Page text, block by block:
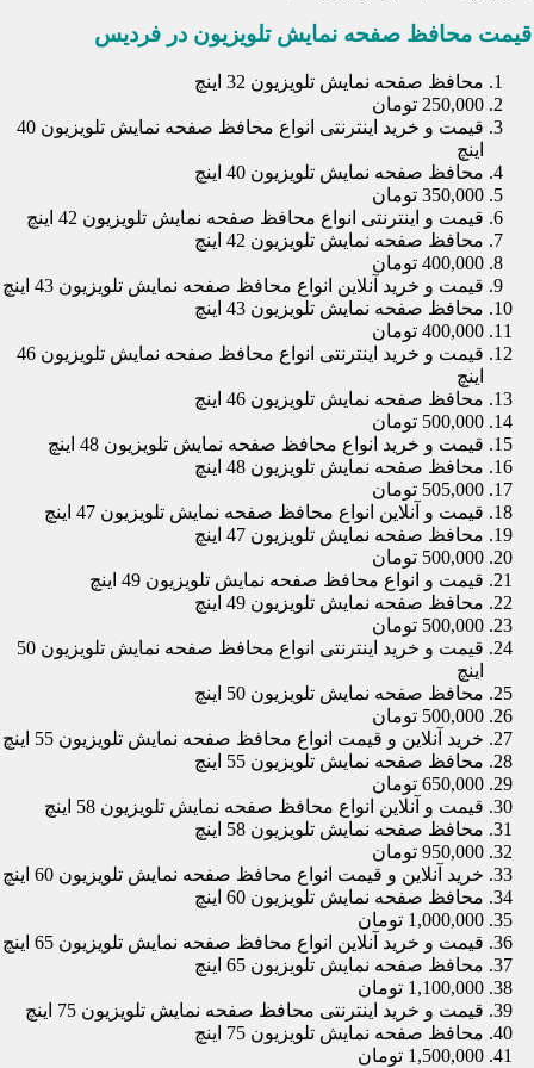
قیمت محافظ صفحه نمایش تلویزیون در فردیس
محافظ صفحه نمایش تلویزیون 32 اینچ
250,000 تومان
قیمت و خرید اینترنتی انواع محافظ صفحه نمایش تلویزیون 40
اینچ
محافظ صفحه نمایش تلویزیون 40 اینچ
350,000 تومان
قیمت و اینترنتی انواع محافظ صفحه نمایش تلویزیون 42 اینچ
محافظ صفحه نمایش تلویزیون 42 اینچ
400,000 تومان
قیمت و خرید آنلاین انواع محافظ صفحه نمایش تلویزیون 43 اینچ
محافظ صفحه نمایش تلویزیون 43 اینچ
400,000 تومان
قیمت و خرید اینترنتی انواع محافظ صفحه نمایش تلویزیون 46
اینچ
محافظ صفحه نمایش تلویزیون 46 اینچ
500,000 تومان
قیمت و خرید انواع محافظ صفحه نمایش تلویزیون 48 اینچ
محافظ صفحه نمایش تلویزیون 48 اینچ
505,000 تومان
قیمت و آنلاین انواع محافظ صفحه نمایش تلویزیون 47 اینچ
محافظ صفحه نمایش تلویزیون 47 اینچ
500,000 تومان
قیمت و انواع محافظ صفحه نمایش تلویزیون 49 اینچ
محافظ صفحه نمایش تلویزیون 49 اینچ
500,000 تومان
قیمت و خرید اینترنتی انواع محافظ صفحه نمایش تلویزیون 50
اینچ
محافظ صفحه نمایش تلویزیون 50 اینچ
500,000 تومان
خرید آنلاین و قیمت انواع محافظ صفحه نمایش تلویزیون 55 اینچ
محافظ صفحه نمایش تلویزیون 55 اینچ
650,000 تومان
قیمت و آنلاین انواع محافظ صفحه نمایش تلویزیون 58 اینچ
محافظ صفحه نمایش تلویزیون 58 اینچ
950,000 تومان
خرید آنلاین و قیمت انواع محافظ صفحه نمایش تلویزیون 60 اینچ
محافظ صفحه نمایش تلویزیون 60 اینچ
1,000,000 تومان
قیمت و خرید آنلاین انواع محافظ صفحه نمایش تلویزیون 65 اینچ
محافظ صفحه نمایش تلویزیون 65 اینچ
1,100,000 تومان
قیمت و خرید اینترنتی محافظ صفحه نمایش تلویزیون 75 اینچ
محافظ صفحه نمایش تلویزیون 75 اینچ
1,500,000 تومان